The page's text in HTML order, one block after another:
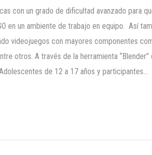
con un grado de dificultad avanzado para
en un ambiente de trabajo en equipo. Así
videojuegos con mayores componentes
otros. A través de la herramienta
de 12 a 17 años y participantes…